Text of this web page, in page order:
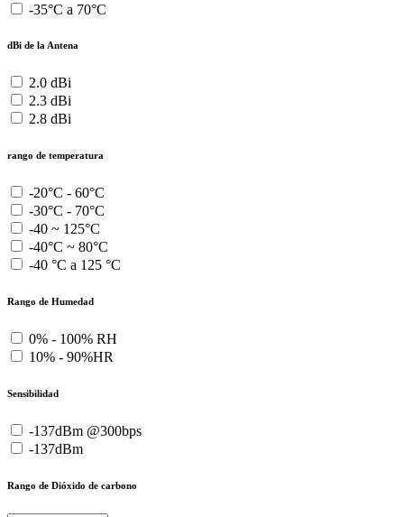
-35°C a 70°C
dBi de la Antena
2.0 dBi
2.3 dBi
2.8 dBi
rango de temperatura
-20°C - 60°C
-30°C - 70°C
-40 ~ 125°C
-40°C ~ 80°C
-40 °C a 125 °C
Rango de Humedad
0% - 100% RH
10% - 90%HR
Sensibilidad
-137dBm @300bps
-137dBm
Rango de Dióxido de carbono